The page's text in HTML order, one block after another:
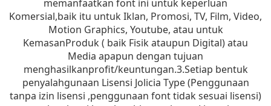
memanfaatkan font ini untuk keperluan
Komersial,baik itu untuk Iklan, Promosi, TV, Film, Video,
Motion Graphics, Youtube, atau untuk
KemasanProduk ( baik Fisik ataupun Digital) atau
Media apapun dengan tujuan
menghasilkanprofit/keuntungan.3.Setiap bentuk
penyalahgunaan Lisensi Jolicia Type (Penggunaan
tanpa izin lisensi ,penggunaan font tidak sesuai lisensi)